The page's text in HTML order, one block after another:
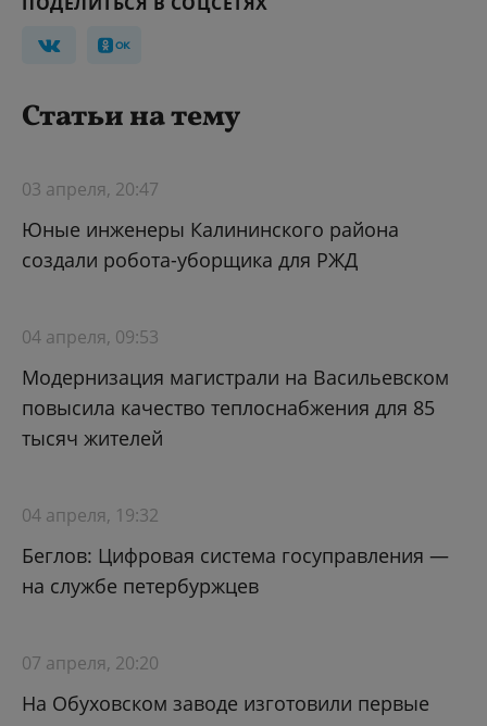
Статьи на тему
03 апреля, 20:47
Юные инженеры Калининского района
создали робота-уборщика для РЖД
04 апреля, 09:53
Модернизация магистрали на Васильевском
повысила качество теплоснабжения для 85
тысяч жителей
04 апреля, 19:32
Беглов: Цифровая система госуправления —
на службе петербуржцев
07 апреля, 20:20
На Обуховском заводе изготовили первые